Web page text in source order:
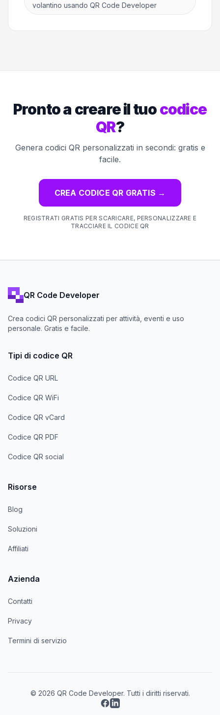
volantino usando QR Code Developer
Pronto a creare il tuocodice
QR?
Genera codici QR personalizzati in secondi: gratis e
facile.
CREA CODICE QR GRATIS →
REGISTRATI GRATIS PER SCARICARE, PERSONALIZZARE E
TRACCIARE IL CODICE QR
QR Code Developer
Crea codici QR personalizzati per attività, eventi e uso
personale. Gratis e facile.
Tipi di codice QR
Codice QR URL
Codice QR WiFi
Codice QR vCard
Codice QR PDF
Codice QR social
Risorse
Blog
Soluzioni
Affiliati
Azienda
Contatti
Privacy
Termini di servizio
© 2026 QR Code Developer. Tutti i diritti riservati.